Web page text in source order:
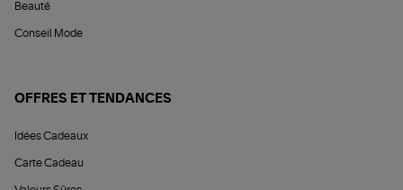
Beauté
Conseil Mode
OFFRES ET TENDANCES
Idées Cadeaux
Carte Cadeau